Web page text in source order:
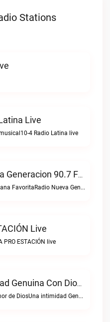
Stations
Live
4 Radio Latina live
Radio Nueva Generacion 90.7 FM Live
Tu Emisora Cristiana FavoritaRadio Nueva Generacion 90.7 FM live
Live
PRO ESTACIÓN live
Una Intimidad Genuina Con Dios Live
Predicando el amor de DiosUna intimidad Genuina con Dios live